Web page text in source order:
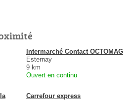
Intermarché Contact OCTOMAG
Esternay
9 km
Ouvert en continu
Carrefour express